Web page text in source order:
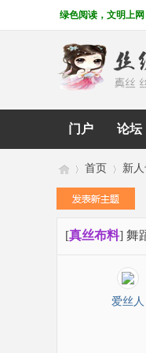
绿色阅读，文明上网
门户 论坛
丝»
首页
›
新
[真丝布料] 舞
爱丝人